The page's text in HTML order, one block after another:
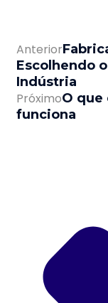
Anterior
Escolhendo
Indústria
PróximoO que
funciona